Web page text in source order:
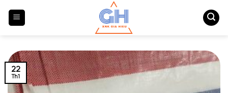
qua
22
Th1